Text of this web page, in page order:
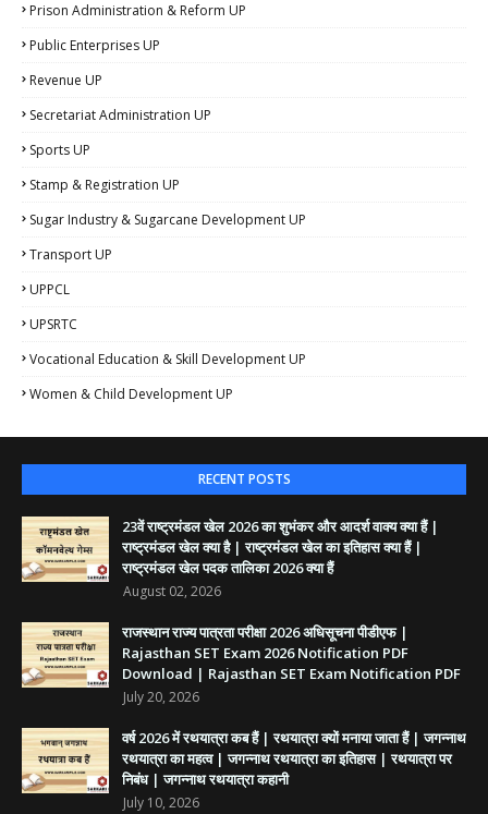
Prison Administration & Reform UP
Public Enterprises UP
Revenue UP
Secretariat Administration UP
Sports UP
Stamp & Registration UP
Sugar Industry & Sugarcane Development UP
Transport UP
UPPCL
UPSRTC
Vocational Education & Skill Development UP
Women & Child Development UP
RECENT POSTS
23वें राष्ट्रमंडल खेल 2026 का शुभंकर और आदर्श वाक्य क्या हैं |
राष्ट्रमंडल खेल क्या है | राष्ट्रमंडल खेल का इतिहास क्या हैं |
राष्ट्रमंडल खेल पदक तालिका 2026 क्या हैं
August 02, 2026
राजस्थान राज्य पात्रता परीक्षा 2026 अधिसूचना पीडीएफ |
Rajasthan SET Exam 2026 Notification PDF
Download | Rajasthan SET Exam Notification PDF
July 20, 2026
वर्ष 2026 में रथयात्रा कब हैं | रथयात्रा क्यों मनाया जाता हैं | जगन्नाथ
रथयात्रा का महत्व | जगन्नाथ रथयात्रा का इतिहास | रथयात्रा पर
निबंध | जगन्नाथ रथयात्रा कहानी
July 10, 2026